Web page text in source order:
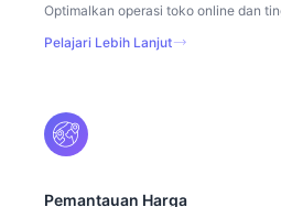
Optimalkan operasi toko online dan
Pelajari Lebih Lanjut
Pemantauan Harga